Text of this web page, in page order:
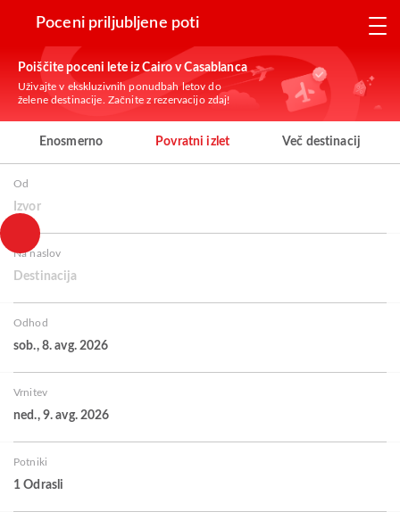
Poceni priljubljene poti
Poiščite poceni lete iz Cairo v Casablanca
Uživajte v ekskluzivnih ponudbah letov do
želene destinacije. Začnite z rezervacijo zdaj!
Enosmerno Povratni izlet Več destinacij
Od
Izvor
Na naslov
Destinacija
Odhod
sob., 8. avg. 2026
Vrnitev
ned., 9. avg. 2026
Potniki
1 Odrasli